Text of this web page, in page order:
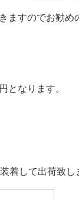
ますのでお勧め
となります。
着して出荷致し